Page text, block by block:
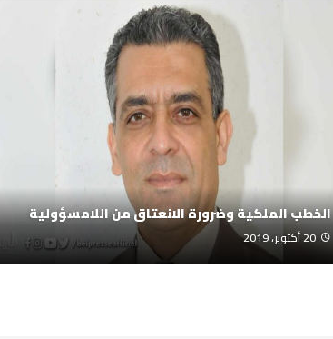
الخطب الملكية وضرورة الانعتاق من اللامسؤولية
20 أكتوبر، 2019